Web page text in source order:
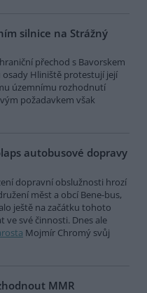
silnice na Strážný
přechod s Bavorskem
osady Hliniště protestují její
územnímu rozhodnutí
požadavkem však
autobusové dopravy
dopravní obslužnosti hrozí
měst a obcí Bene-bus,
ještě na začátku tohoto
ve své činnosti. Dnes ale
Mojmír Chromý svůj
MMR